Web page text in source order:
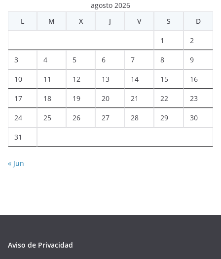
agosto 2026
L
M X J V S D
1 2
3 4 5 6 7 8 9
10 11 12 13 14 15 16
17 18 19 20 21 22 23
24 25 26 27 28 29 30
31
« Jun
Aviso de Privacidad